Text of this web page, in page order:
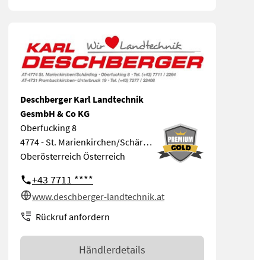
Deschberger Karl Landtechnik
GesmbH & Co KG
Oberfucking 8
4774 - St. Marienkirchen/Schärding
Oberösterreich Österreich
+43 7711 ****
www.deschberger-landtechnik.at
Rückruf anfordern
Händlerdetails